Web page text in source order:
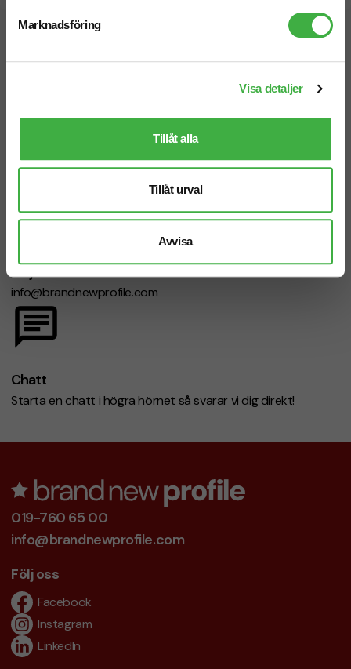
Marknadsföring
Visa detaljer
Tillåt alla
Tillåt urval
Avvisa
Telefon: 019-760 65 00
Mejl
info@brandnewprofile.com
Chatt
Starta en chatt i högra hörnet så svarar vi dig direkt!
019-760 65 00
info@brandnewprofile.com
Följ oss
Facebook
Instagram
LinkedIn